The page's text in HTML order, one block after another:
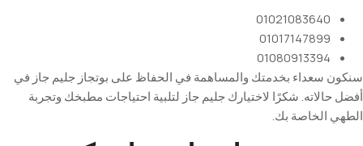
01021083640
01017147899
01080913394
سنكون سعداء بخدمتك والمساهمة في الحفاظ على بوتجاز جليم جاز في
أفضل حالاته. شكرًا لاختيارك جليم جاز لتلبية احتياجات مطبخك وتجربة
الطهي الخاصة بك.